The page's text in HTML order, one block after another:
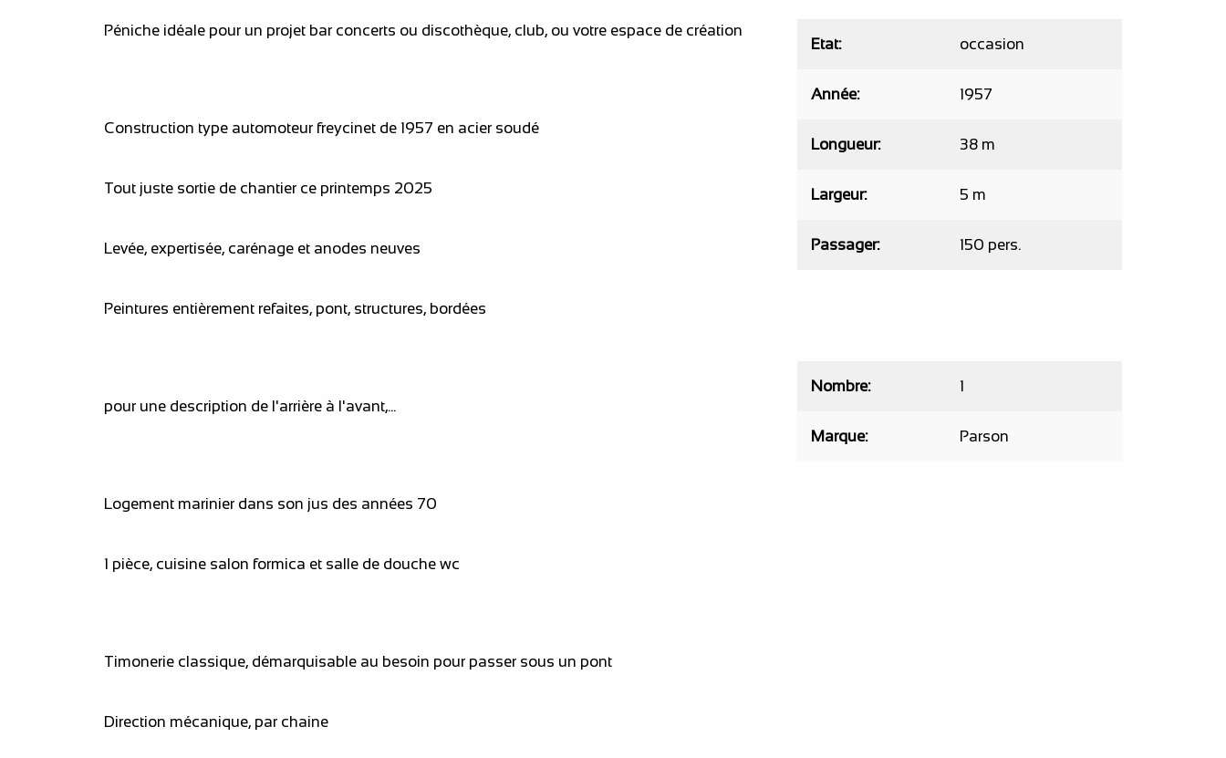
Péniche idéale pour un projet bar concerts ou discothèque, club, ou votre espace de création
Construction type automoteur freycinet de 1957 en acier soudé
Tout juste sortie de chantier ce printemps 2025
Levée, expertisée, carénage et anodes neuves
Peintures entièrement refaites, pont, structures, bordées
pour une description de l'arrière à l'avant,...
Logement marinier dans son jus des années 70
1 pièce, cuisine salon formica et salle de douche wc
Timonerie classique, démarquisable au besoin pour passer sous un pont
Direction mécanique, par chaine
Etat occasion
Année 1957
Longueur 38 m
Largeur 5 m
Passager 150 pers.
Nombre 1
Marque Parson